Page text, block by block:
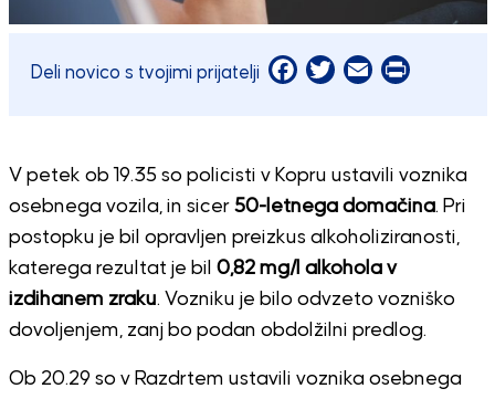
Deli novico s tvojimi prijatelji Facebook
Twitter
EmailPrint
V petek ob 19.35 so policisti v Kopru ustavili voznika
osebnega vozila, in sicer 50-letnega domačina. Pri
postopku je bil opravljen preizkus alkoholiziranosti,
katerega rezultat je bil 0,82 mg/l alkohola v
izdihanem zraku. Vozniku je bilo odvzeto vozniško
dovoljenjem, zanj bo podan obdolžilni predlog.
Ob 20.29 so v Razdrtem ustavili voznika osebnega